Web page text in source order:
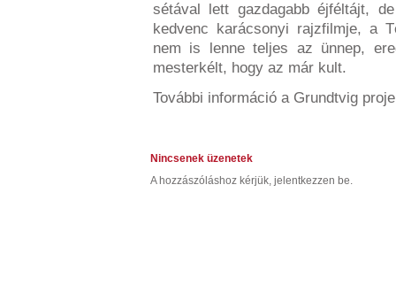
sétával lett gazdagabb éjféltájt,
kedvenc karácsonyi rajzfilmje, a
nem is lenne teljes az ünnep,
mesterkélt, hogy az már kult.
További információ a Grundtvig
Nincsenek üzenetek
A hozzászóláshoz kérjük, jelentkezzen be.